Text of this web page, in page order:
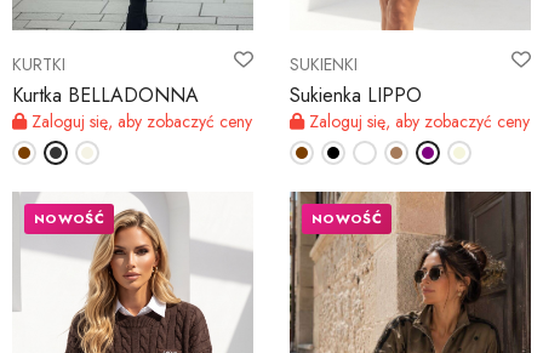
KURTKI
Kurtka BELLADONNA
Zaloguj się, aby zobaczyć ceny
SUKIENKI
Sukienka LIPPO
Zaloguj się, aby zobaczyć ceny
NOWOŚĆ NOWOŚĆ